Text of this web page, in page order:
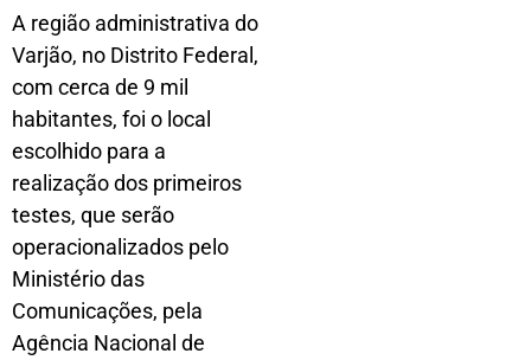
A região administrativa do
Varjão, no Distrito Federal,
com cerca de 9 mil
habitantes, foi o local
escolhido para a
realização dos primeiros
testes, que serão
operacionalizados pelo
Ministério das
Comunicações, pela
Agência Nacional de